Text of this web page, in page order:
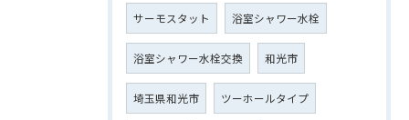
サーモスタット 浴室シャワー水栓
浴室シャワー水栓交換 和光市
埼玉県和光市 ツーホールタイプ